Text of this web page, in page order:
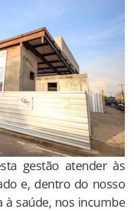
gestão atender às
e, dentro do nosso
à saúde, nos incumbe